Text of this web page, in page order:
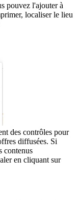
pouvez l'ajouter à
localiser le lieu
des contrôles pour
diffusées. Si
contenus
en cliquant sur